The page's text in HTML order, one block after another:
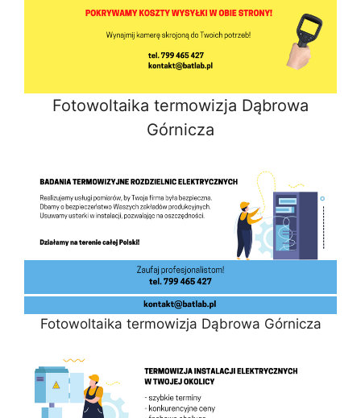
Fotowoltaika termowizja Dąbrowa
Górnicza
Fotowoltaika termowizja Dąbrowa Górnicza